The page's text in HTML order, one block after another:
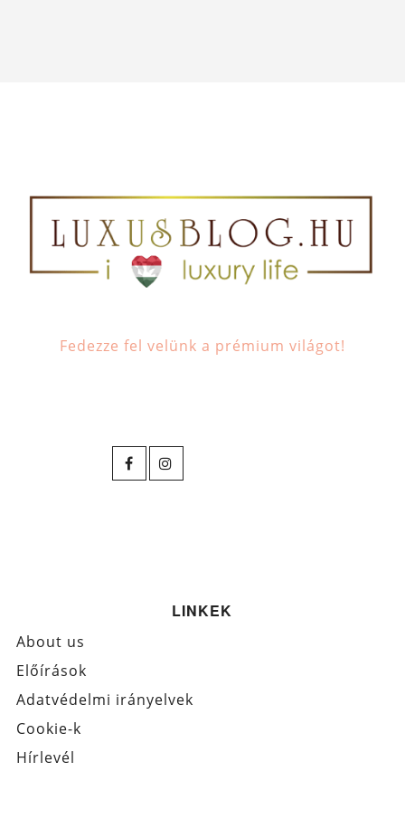
Fedezze fel velünk a prémium világot!
LINKEK
About us
Előírások
Adatvédelmi irányelvek
Cookie-k
Hírlevél